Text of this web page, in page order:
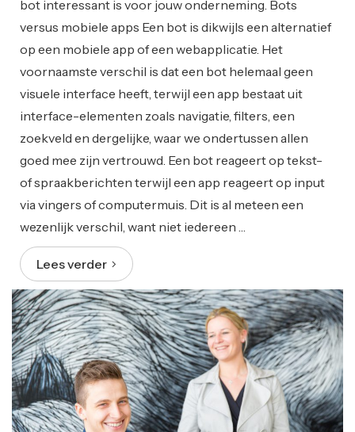
bot interessant is voor jouw onderneming. Bots
versus mobiele apps Een bot is dikwijls een alternatief
op een mobiele app of een webapplicatie. Het
voornaamste verschil is dat een bot helemaal geen
visuele interface heeft, terwijl een app bestaat uit
interface-elementen zoals navigatie, filters, een
zoekveld en dergelijke, waar we ondertussen allen
goed mee zijn vertrouwd. Een bot reageert op tekst-
of spraakberichten terwijl een app reageert op input
via vingers of computermuis. Dit is al meteen een
wezenlijk verschil, want niet iedereen …
Lees verder